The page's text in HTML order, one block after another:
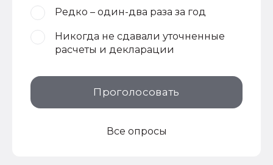
Редко – один-два раза за год
Никогда не сдавали уточненные
расчеты и декларации
Проголосовать
Все опросы